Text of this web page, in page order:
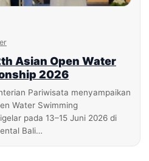
Asian Open Water
2026
Pariwisata menyampaikan
Water Swimming
pada 13–15 Juni 2026 di
Bali…